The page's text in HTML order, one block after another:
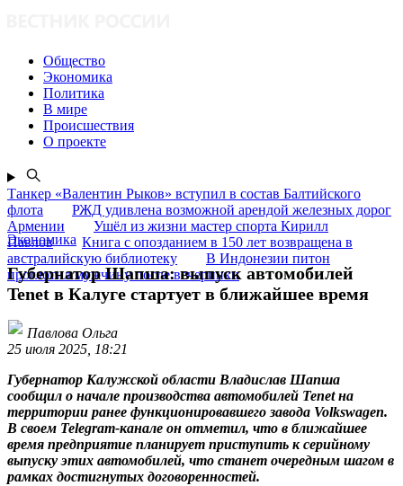
Общество
Экономика
Политика
В мире
Происшествия
О проекте
Танкер «Валентин Рыков» вступил в состав Балтийского
флота
РЖД удивлена возможной арендой железных дорог
Армении
Ушёл из жизни мастер спорта Кирилл
Павлов
Книга с опозданием в 150 лет возвращена в
австралийскую библиотеку
В Индонезии питон
проглотил мужчину после вечеринки
Экономика
Губернатор Шапша: выпуск автомобилей
Tenet в Калуге стартует в ближайшее время
Павлова Ольга
25 июля 2025, 18:21
Губернатор Калужской области Владислав Шапша
сообщил о начале производства автомобилей Tenet на
территории ранее функционировавшего завода Volkswagen.
В своем Telegram-канале он отметил, что в ближайшее
время предприятие планирует приступить к серийному
выпуску этих автомобилей, что станет очередным шагом в
рамках достигнутых договоренностей.